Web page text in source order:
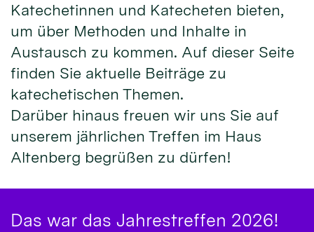
Katechetinnen und Katecheten bieten,
um über Methoden und Inhalte in
Austausch zu kommen. Auf dieser Seite
finden Sie aktuelle Beiträge zu
katechetischen Themen.
Darüber hinaus freuen wir uns Sie auf
unserem jährlichen Treffen im Haus
Altenberg begrüßen zu dürfen!
Das war das Jahrestreffen 2026!